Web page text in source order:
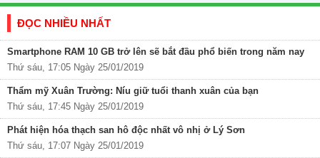
ĐỌC NHIỀU NHẤT
Smartphone RAM 10 GB trở lên sẽ bắt đầu phổ biến trong năm nay
Thứ sáu, 17:05 Ngày 25/01/2019
Thẩm mỹ Xuân Trường: Níu giữ tuổi thanh xuân của bạn
Thứ sáu, 17:45 Ngày 25/01/2019
Phát hiện hóa thạch san hô độc nhất vô nhị ở Lý Sơn
Thứ sáu, 17:07 Ngày 25/01/2019